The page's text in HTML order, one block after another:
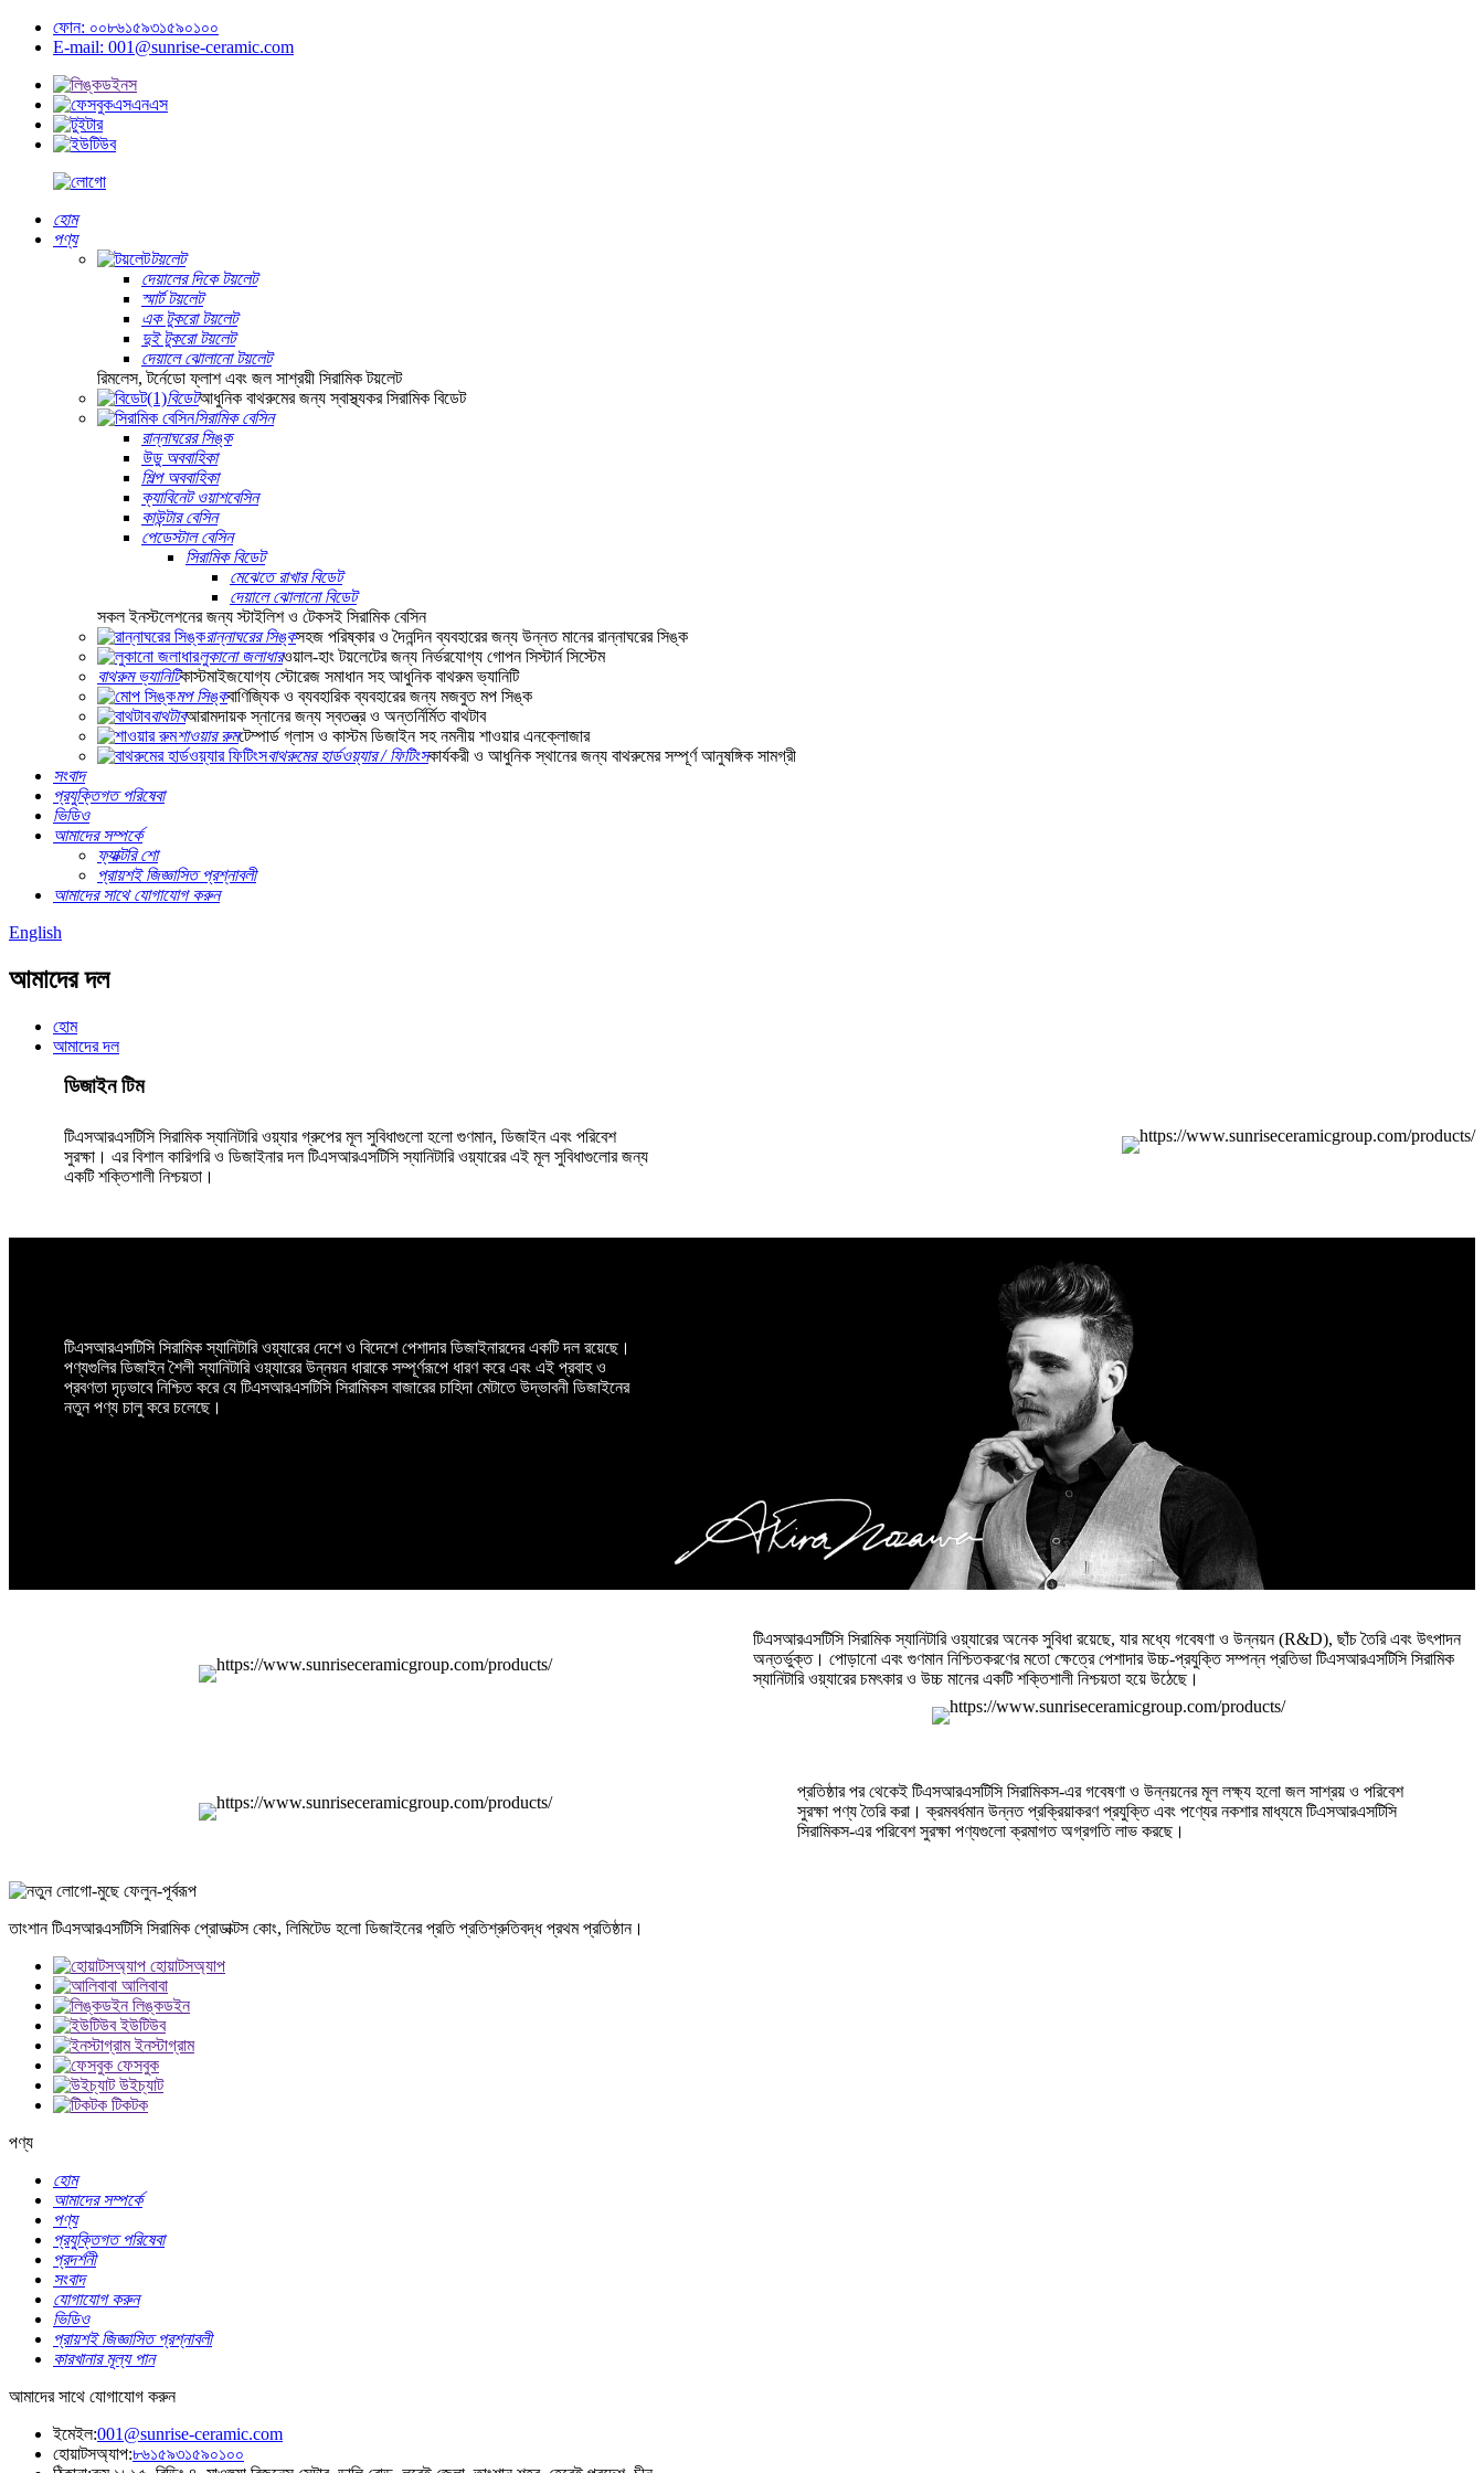
ফোন: ০০৮৬১৫৯৩১৫৯০১০০
E-mail: 001@sunrise-ceramic.com
হোম
পণ্য
টয়লেট
দেয়ালের দিকে টয়লেট
স্মার্ট টয়লেট
এক টুকরো টয়লেট
দুই টুকরো টয়লেট
দেয়ালে ঝোলানো টয়লেট
রিমলেস, টর্নেডো ফ্লাশ এবং জল সাশ্রয়ী সিরামিক টয়লেট
বিডেটআধুনিক বাথরুমের জন্য স্বাস্থ্যকর সিরামিক বিডেট
সিরামিক বেসিন
রান্নাঘরের সিঙ্ক
উডু অববাহিকা
শিল্প অববাহিকা
ক্যাবিনেট ওয়াশবেসিন
কাউন্টার বেসিন
পেডেস্টাল বেসিন
সিরামিক বিডেট
মেঝেতে রাখার বিডেট
দেয়ালে ঝোলানো বিডেট
সকল ইনস্টলেশনের জন্য স্টাইলিশ ও টেকসই সিরামিক বেসিন
রান্নাঘরের সিঙ্কসহজ পরিষ্কার ও দৈনন্দিন ব্যবহারের জন্য উন্নত মানের রান্নাঘরের সিঙ্ক
লুকানো জলাধারওয়াল-হাং টয়লেটের জন্য নির্ভরযোগ্য গোপন সিস্টার্ন সিস্টেম
বাথরুম ভ্যানিটিকাস্টমাইজযোগ্য স্টোরেজ সমাধান সহ আধুনিক বাথরুম ভ্যানিটি
মপ সিঙ্কবাণিজ্যিক ও ব্যবহারিক ব্যবহারের জন্য মজবুত মপ সিঙ্ক
বাথটাবআরামদায়ক স্নানের জন্য স্বতন্ত্র ও অন্তর্নির্মিত বাথটাব
শাওয়ার রুমটেম্পার্ড গ্লাস ও কাস্টম ডিজাইন সহ নমনীয় শাওয়ার এনক্লোজার
বাথরুমের হার্ডওয়্যার / ফিটিংসকার্যকরী ও আধুনিক স্থানের জন্য বাথরুমের সম্পূর্ণ আনুষঙ্গিক সামগ্রী
সংবাদ
প্রযুক্তিগত পরিষেবা
ভিডিও
আমাদের সম্পর্কে
ফ্যাক্টরি শো
প্রায়শই জিজ্ঞাসিত প্রশ্নাবলী
আমাদের সাথে যোগাযোগ করুন
English
আমাদের দল
হোম
আমাদের দল
ডিজাইন টিম
টিএসআরএসটিসি সিরামিক স্যানিটারি ওয়্যার গ্রুপের মূল সুবিধাগুলো হলো গুণমান, ডিজাইন এবং পরিবেশ
সুরক্ষা। এর বিশাল কারিগরি ও ডিজাইনার দল টিএসআরএসটিসি স্যানিটারি ওয়্যারের এই মূল সুবিধাগুলোর জন্য
একটি শক্তিশালী নিশ্চয়তা।
টিএসআরএসটিসি সিরামিক স্যানিটারি ওয়্যারের দেশে ও বিদেশে পেশাদার ডিজাইনারদের একটি দল রয়েছে।
পণ্যগুলির ডিজাইন শৈলী স্যানিটারি ওয়্যারের উন্নয়ন ধারাকে সম্পূর্ণরূপে ধারণ করে এবং এই প্রবাহ ও
প্রবণতা দৃঢ়ভাবে নিশ্চিত করে যে টিএসআরএসটিসি সিরামিকস বাজারের চাহিদা মেটাতে উদ্ভাবনী ডিজাইনের
নতুন পণ্য চালু করে চলেছে।
টিএসআরএসটিসি সিরামিক স্যানিটারি ওয়্যারের অনেক সুবিধা রয়েছে, যার মধ্যে গবেষণা ও উন্নয়ন (R&D), ছাঁচ তৈরি এবং উৎপাদন
অন্তর্ভুক্ত। পোড়ানো এবং গুণমান নিশ্চিতকরণের মতো ক্ষেত্রে পেশাদার উচ্চ-প্রযুক্তি সম্পন্ন প্রতিভা টিএসআরএসটিসি সিরামিক
স্যানিটারি ওয়্যারের চমৎকার ও উচ্চ মানের একটি শক্তিশালী নিশ্চয়তা হয়ে উঠেছে।
প্রতিষ্ঠার পর থেকেই টিএসআরএসটিসি সিরামিকস-এর গবেষণা ও উন্নয়নের মূল লক্ষ্য হলো জল সাশ্রয় ও পরিবেশ
সুরক্ষা পণ্য তৈরি করা। ক্রমবর্ধমান উন্নত প্রক্রিয়াকরণ প্রযুক্তি এবং পণ্যের নকশার মাধ্যমে টিএসআরএসটিসি
সিরামিকস-এর পরিবেশ সুরক্ষা পণ্যগুলো ক্রমাগত অগ্রগতি লাভ করছে।
তাংশান টিএসআরএসটিসি সিরামিক প্রোডাক্টস কোং, লিমিটেড হলো ডিজাইনের প্রতি প্রতিশ্রুতিবদ্ধ প্রথম প্রতিষ্ঠান।
হোয়াটসঅ্যাপ
আলিবাবা
লিঙ্কডইন
ইউটিউব
ইনস্টাগ্রাম
ফেসবুক
উইচ্যাট
টিকটক
পণ্য
হোম
আমাদের সম্পর্কে
পণ্য
প্রযুক্তিগত পরিষেবা
প্রদর্শনী
সংবাদ
যোগাযোগ করুন
ভিডিও
প্রায়শই জিজ্ঞাসিত প্রশ্নাবলী
কারখানার মূল্য পান
আমাদের সাথে যোগাযোগ করুন
ইমেইল:001@sunrise-ceramic.com
হোয়াটসঅ্যাপ:৮৬১৫৯৩১৫৯০১০০